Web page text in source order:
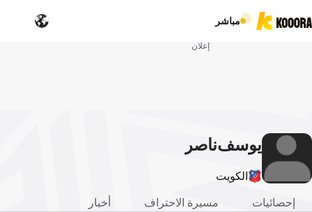
مباشر
إعلان
يوسفناصر‎
الكويت
إحصائيات مسيرة الاحتراف أخبار